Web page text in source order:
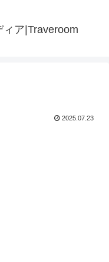
ア|Traveroom
2025.07.23